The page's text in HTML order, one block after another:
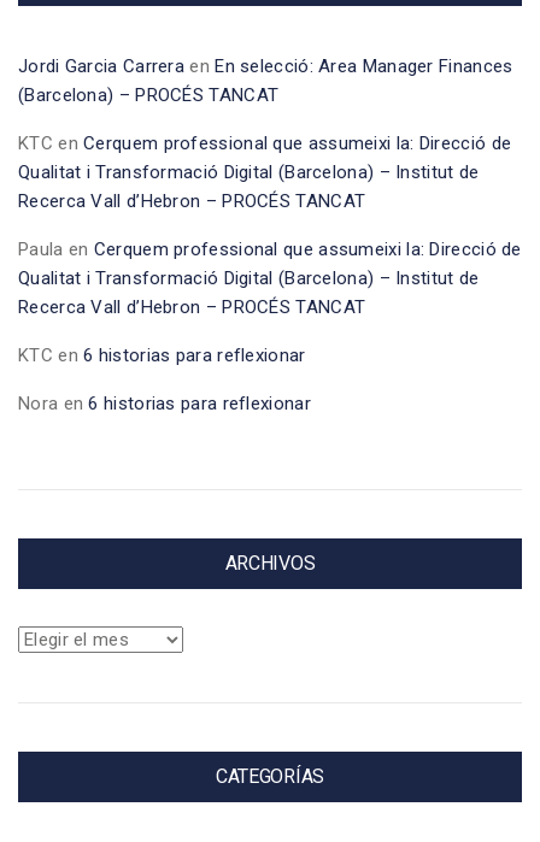
Jordi Garcia Carrera enEn selecció: Area Manager Finances
(Barcelona) – PROCÉS TANCAT
KTC enCerquem professional que assumeixi la: Direcció de
Qualitat i Transformació Digital (Barcelona) – Institut de
Recerca Vall d’Hebron – PROCÉS TANCAT
Paula en Cerquem professional que assumeixi la: Direcció de
Qualitat i Transformació Digital (Barcelona) – Institut de
Recerca Vall d’Hebron – PROCÉS TANCAT
KTC en6 historias para reflexionar
Nora en6 historias para reflexionar
ARCHIVOS
Archivos
CATEGORÍAS